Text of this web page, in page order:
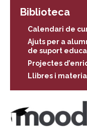
Biblioteca
Calendari de
Ajuts per a
de suport
Projectes
Llibres i